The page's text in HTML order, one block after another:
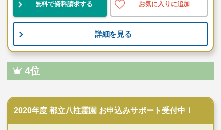
無料で資料請求する お気に入りに追加
詳細を見る
4位
2020年度 都立八柱霊園 お申込みサポート受付中！